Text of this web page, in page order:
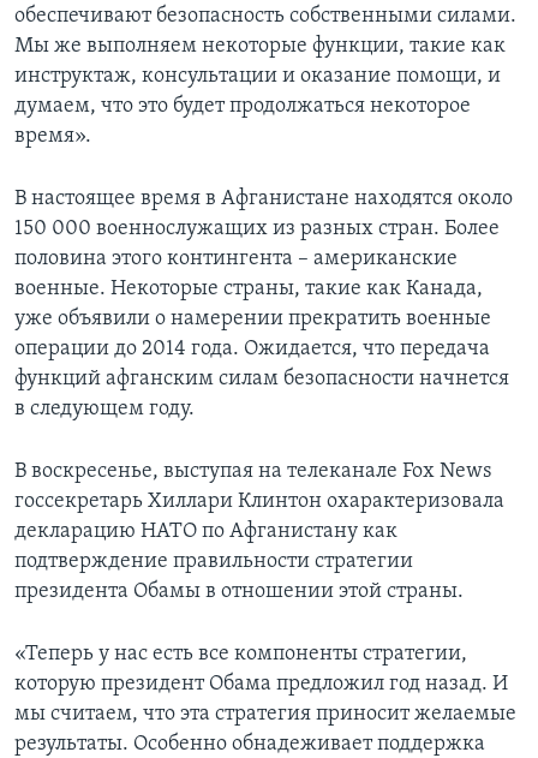
обеспечивают безопасность собственными силами.
Мы же выполняем некоторые функции, такие как
инструктаж, консультации и оказание помощи, и
думаем, что это будет продолжаться некоторое
время».
В настоящее время в Афганистане находятся около
150 000 военнослужащих из разных стран. Более
половина этого контингента – американские
военные. Некоторые страны, такие как Канада,
уже объявили о намерении прекратить военные
операции до 2014 года. Ожидается, что передача
функций афганским силам безопасности начнется
в следующем году.
В воскресенье, выступая на телеканале Fox News
госсекретарь Хиллари Клинтон охарактеризовала
декларацию НАТО по Афганистану как
подтверждение правильности стратегии
президента Обамы в отношении этой страны.
«Теперь у нас есть все компоненты стратегии,
которую президент Обама предложил год назад. И
мы считаем, что эта стратегия приносит желаемые
результаты. Особенно обнадеживает поддержка